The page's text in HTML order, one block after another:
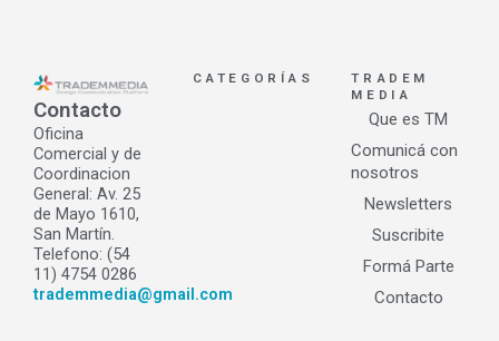
Contacto
Oficina
Comercial y de
Coordinacion
General: Av. 25
de Mayo 1610,
San Martín.
Telefono: (54
11) 4754 0286
trademmedia@gmail.com
CATEGORÍAS
TRADEM
MEDIA
Que es TM
Comunicá con
nosotros
Newsletters
Suscribite
Formá Parte
Contacto